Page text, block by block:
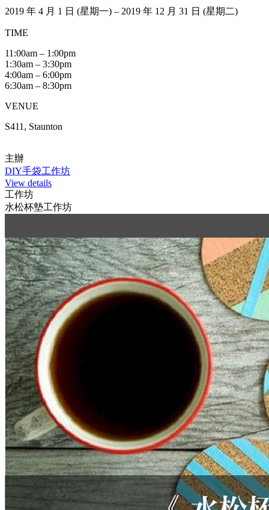
2019 年 4 月 1 日 (星期一) – 2019 年 12 月 31 日 (星期二)
TIME
11:00am – 1:00pm
1:30am – 3:30pm
4:00am – 6:00pm
6:30am – 8:30pm
VENUE
S411, Staunton
主辦
DIY手袋工作坊
View details
工作坊
水松杯墊工作坊